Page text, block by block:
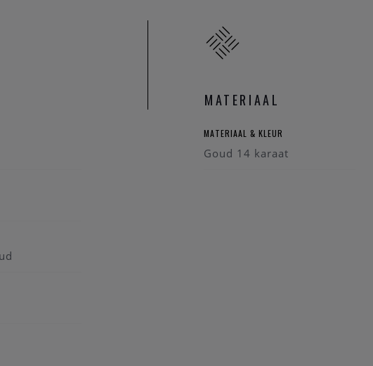
Sluiting: Veerringsluiting
Detail afmetingen: Ø 6,3 mm en 4,6 mm
Ontdek de elegante Blush ketting 3055WYR bij Juwelier Clem Vercammen
MATERIAAL
MATERIAAL & KLEUR
Goud 14 karaat